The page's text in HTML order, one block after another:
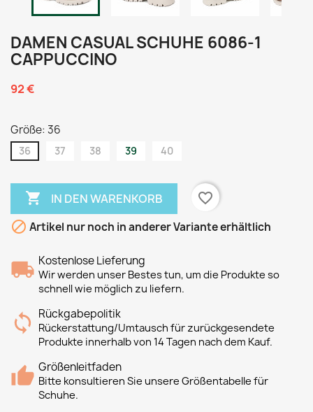
DAMEN CASUAL SCHUHE 6086-1
CAPPUCCINO
92 €
Größe: 36
36 37 38 39 40
 IN DEN WARENKORB
favorite_border
 Artikel nur noch in anderer Variante erhältlich
Kostenlose Lieferung
Wir werden unser Bestes tun, um die Produkte so
schnell wie möglich zu liefern.
Rückgabepolitik
Rückerstattung/Umtausch für zurückgesendete
Produkte innerhalb von 14 Tagen nach dem Kauf.
Größenleitfaden
Bitte konsultieren Sie unsere Größentabelle für
Schuhe.